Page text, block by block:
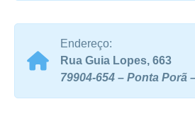
Endereço:
Rua Guia Lopes, 663
79904-654 – Ponta Porã